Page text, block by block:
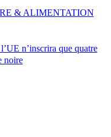
n’inscrira que quatre
noire
& ALIMENTATION